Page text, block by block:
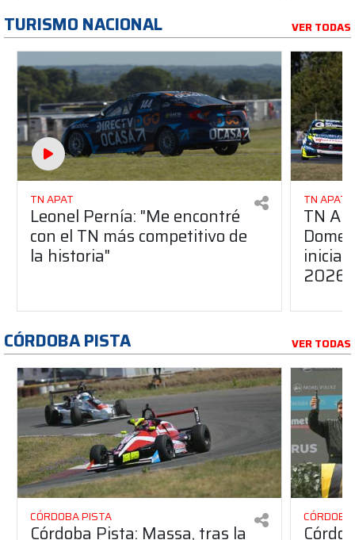
TURISMO NACIONAL VER TODAS
TN APAT
Leonel Pernía: "Me encontré
con el TN más competitivo de
la historia"
TN APAT
TN
2026
CÓRDOBA PISTA VER TODAS
CÓRDOBA PISTA
Córdoba Pista: Massa, tras la